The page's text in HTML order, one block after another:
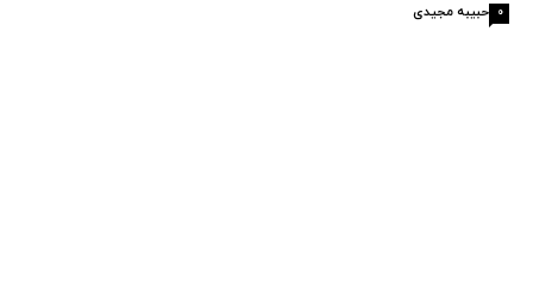
حبیبه مجیدی 0